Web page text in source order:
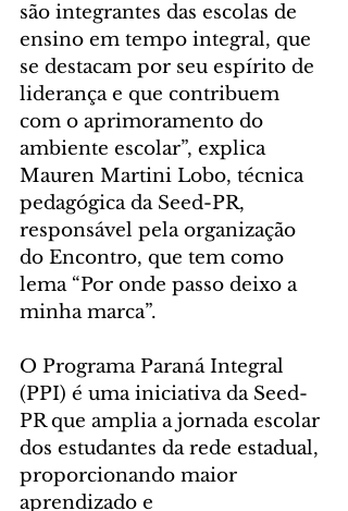
são integrantes das escolas de
ensino em tempo integral, que
se destacam por seu espírito de
liderança e que contribuem
com o aprimoramento do
ambiente escolar”, explica
Mauren Martini Lobo, técnica
pedagógica da Seed-PR,
responsável pela organização
do Encontro, que tem como
lema “Por onde passo deixo a
minha marca”.
O Programa Paraná Integral
(PPI) é uma iniciativa da Seed-
PR que amplia a jornada escolar
dos estudantes da rede estadual,
proporcionando maior
aprendizado e